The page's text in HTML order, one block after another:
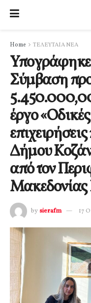
Home ΤΕΛΕΥΤΑΙΑ ΝΕΑ
Σύμβαση
έργο
Δήμου
από τον
by sierafm 17